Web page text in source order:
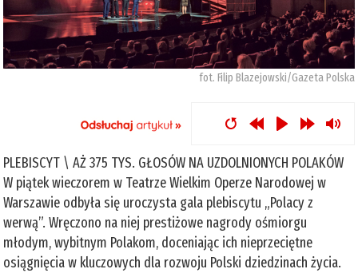
fot. Filip Blazejowski/Gazeta Polska
PLEBISCYT \ AŻ 375 TYS. GŁOSÓW NA UZDOLNIONYCH POLAKÓW
W piątek wieczorem w Teatrze Wielkim Operze Narodowej w
Warszawie odbyła się uroczysta gala plebiscytu „Polacy z
werwą”. Wręczono na niej prestiżowe nagrody ośmiorgu
młodym, wybitnym Polakom, doceniając ich nieprzeciętne
osiągnięcia w kluczowych dla rozwoju Polski dziedzinach życia.